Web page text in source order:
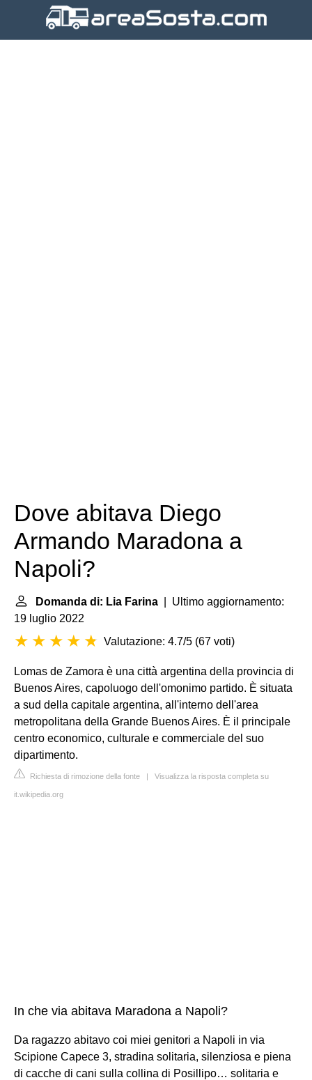
Dove abitava Diego
Armando Maradona a
Napoli?
Domanda di: Lia Farina | Ultimo aggiornamento:
19 luglio 2022
Valutazione: 4.7/5 (67 voti)
Lomas de Zamora è una città argentina della provincia di
Buenos Aires, capoluogo dell'omonimo partido. È situata
a sud della capitale argentina, all'interno dell'area
metropolitana della Grande Buenos Aires. È il principale
centro economico, culturale e commerciale del suo
dipartimento.
Richiesta di rimozione della fonte | Visualizza la risposta completa su
it.wikipedia.org
In che via abitava Maradona a Napoli?
Da ragazzo abitavo coi miei genitori a Napoli in via
Scipione Capece 3, stradina solitaria, silenziosa e piena
di cacche di cani sulla collina di Posillipo… solitaria e